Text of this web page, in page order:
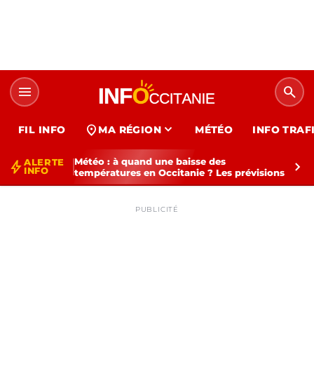
menu search
FIL INFO location_on MA RÉGION expand_more MÉTÉO INFO
bolt ALERTE
INFO
Météo : à quand une baisse des
températures en Occitanie ? Les prévisions
chevron_right
PUBLICITÉ